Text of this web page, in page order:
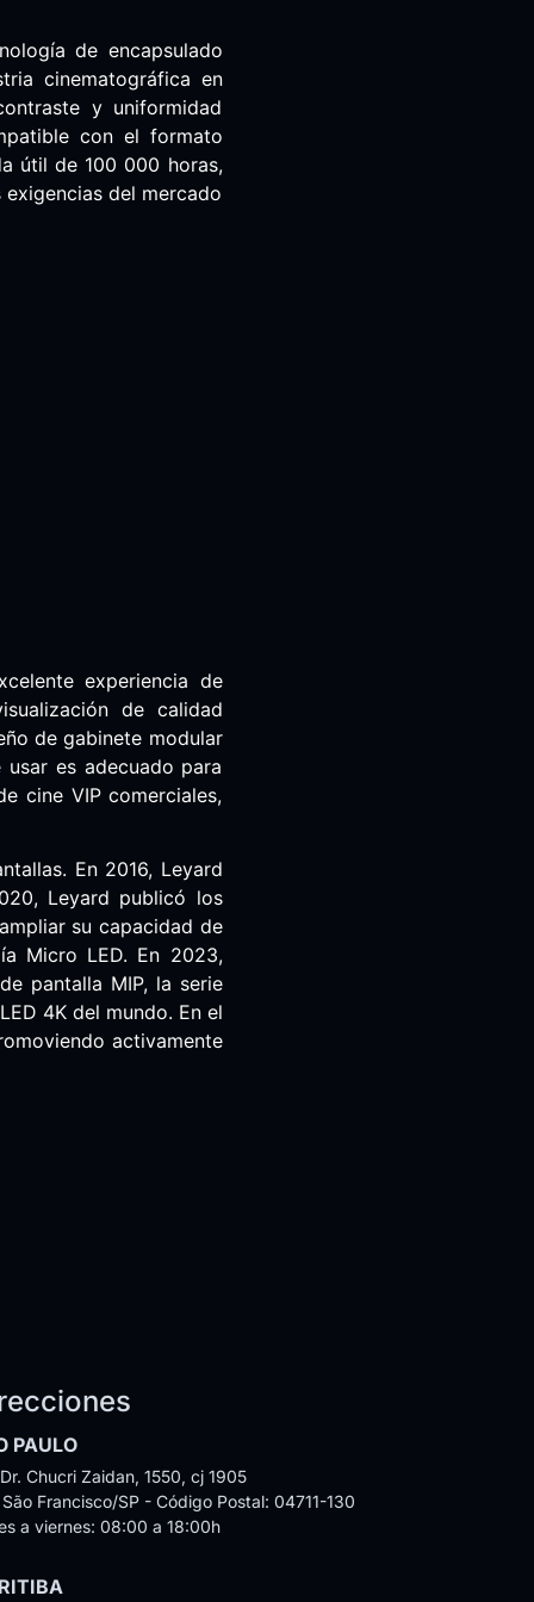
de encapsulado
cinematográfica en
y uniformidad
con el formato
útil de 100 000 horas,
del mercado
experiencia de
de calidad
de gabinete modular
es adecuado para
cine VIP comerciales,
En 2016, Leyard
Leyard publicó los
su capacidad de
Micro LED. En 2023,
pantalla MIP, la serie
4K del mundo. En el
activamente
PAULO
Chucri Zaidan, 1550, cj 1905
Francisco/SP - Código Postal: 04711-130
a viernes: 08:00 a 18:00h